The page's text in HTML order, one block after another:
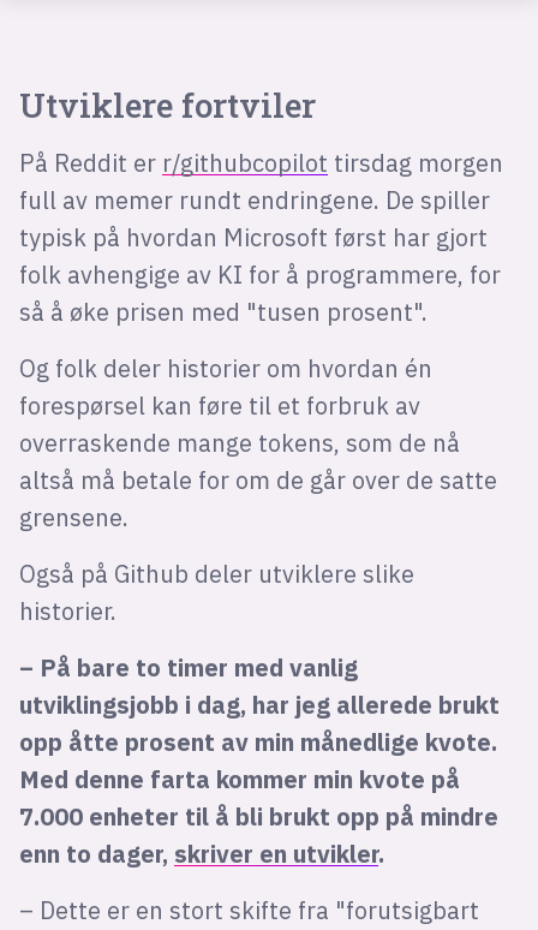
Utviklere fortviler
På Reddit er r/githubcopilot tirsdag morgen
full av memer rundt endringene. De spiller
typisk på hvordan Microsoft først har gjort
folk avhengige av KI for å programmere, for
så å øke prisen med "tusen prosent".
Og folk deler historier om hvordan én
forespørsel kan føre til et forbruk av
overraskende mange tokens, som de nå
altså må betale for om de går over de satte
grensene.
Også på Github deler utviklere slike
historier.
– På bare to timer med vanlig
utviklingsjobb i dag, har jeg allerede brukt
opp åtte prosent av min månedlige kvote.
Med denne farta kommer min kvote på
7.000 enheter til å bli brukt opp på mindre
enn to dager, skriver en utvikler.
– Dette er en stort skifte fra "forutsigbart